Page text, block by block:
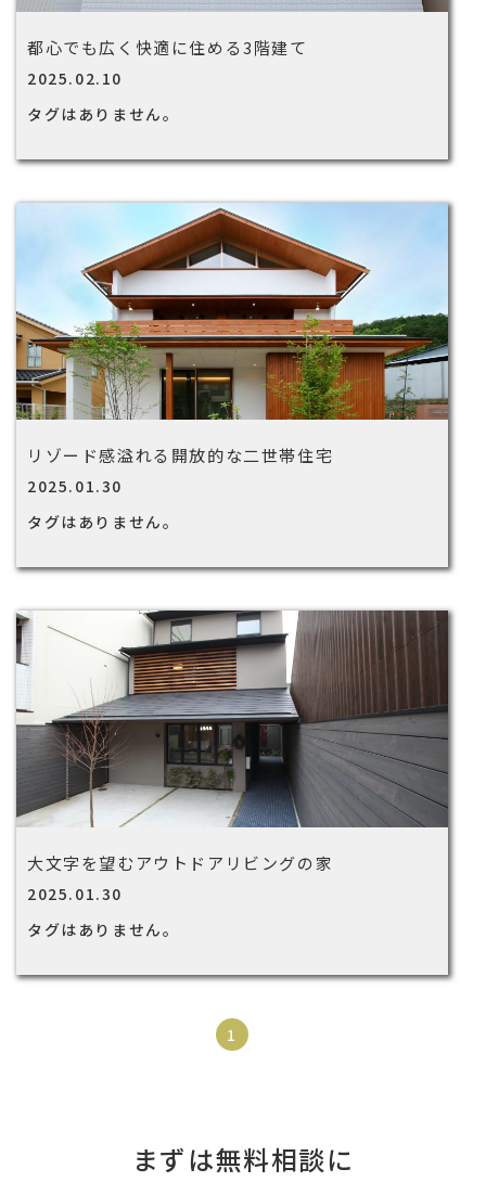
都心でも広く快適に住める3階建て
2025.02.10
タグはありません。
リゾード感溢れる開放的な二世帯住宅
2025.01.30
タグはありません。
大文字を望むアウトドアリビングの家
2025.01.30
タグはありません。
1
まずは無料相談に